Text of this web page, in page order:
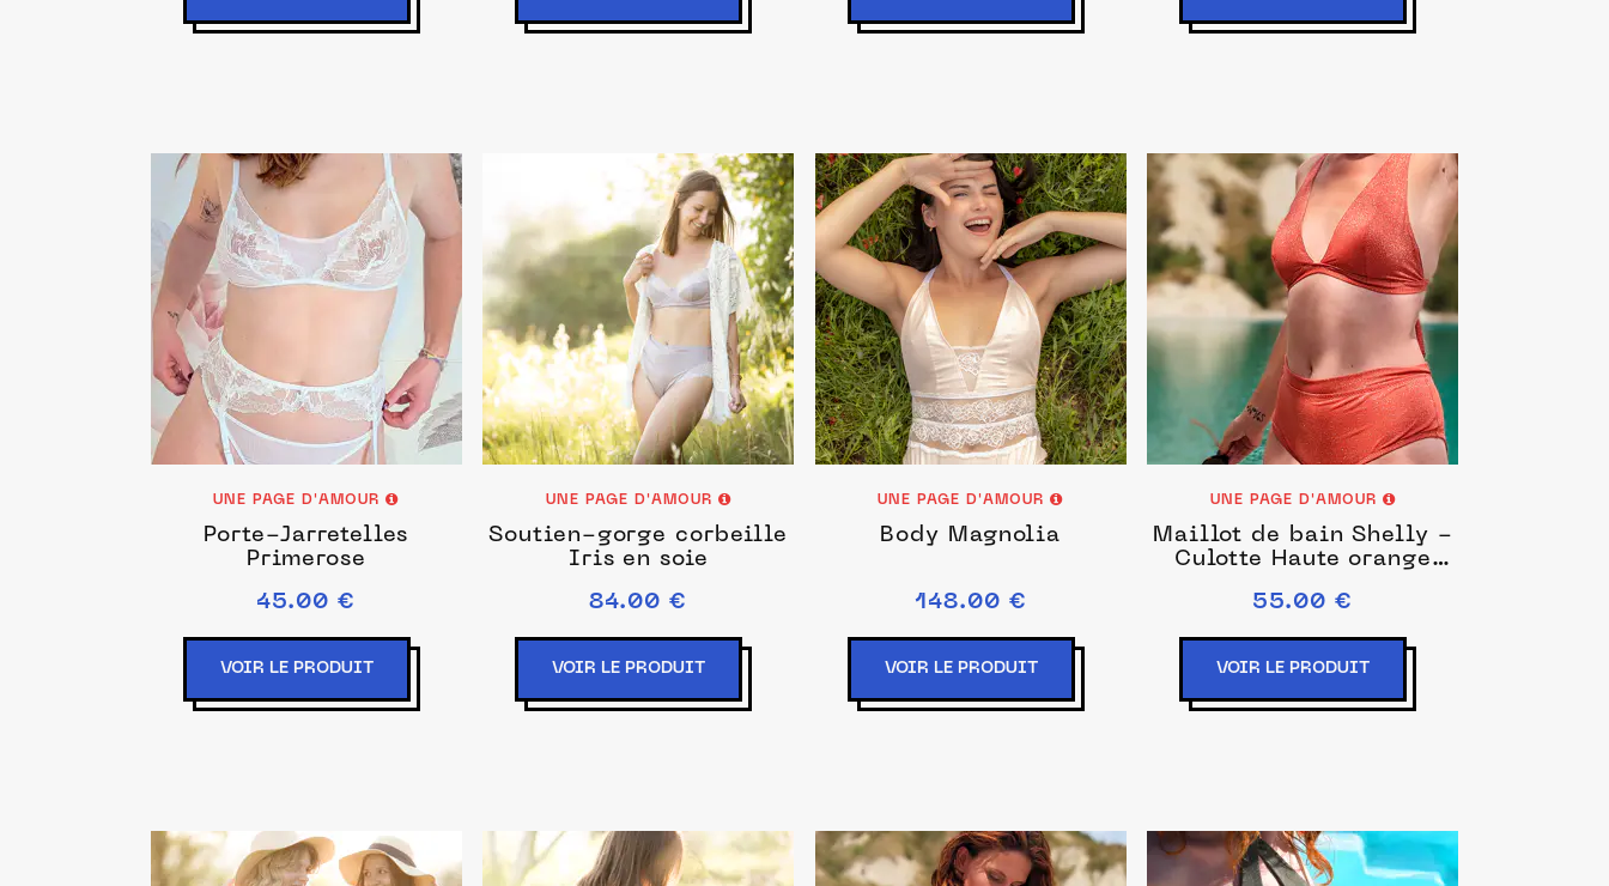
UNE PAGE D'AMOUR
Porte-Jarretelles
Primerose
45.00 €
VOIR LE PRODUIT
UNE PAGE D'AMOUR
Soutien-gorge corbeille
Iris en soie
84.00 €
VOIR LE PRODUIT
UNE PAGE D'AMOUR
Body Magnolia
148.00 €
VOIR LE PRODUIT
UNE PAGE D'AMOUR
Maillot de bain Shelly -
Culotte Haute orange
55.00 €
VOIR LE PRODUIT